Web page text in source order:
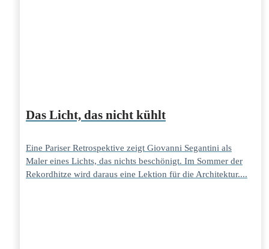
Das Licht, das nicht kühlt
Eine Pariser Retrospektive zeigt Giovanni Segantini als
Maler eines Lichts, das nichts beschönigt. Im Sommer der
Rekordhitze wird daraus eine Lektion für die Architektur....